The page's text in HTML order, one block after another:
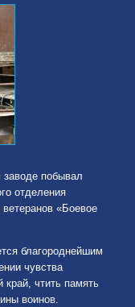
побывал
отделения
«Боевое
благороднейшим
чувства
край, чтить память
воинов.